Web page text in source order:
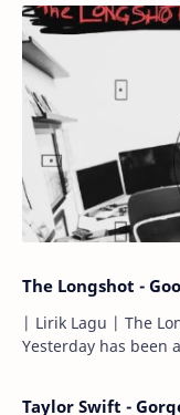
The Longshot -
| Lirik Lagu | The
Yesterday has been and gone.
Taylor Swift -